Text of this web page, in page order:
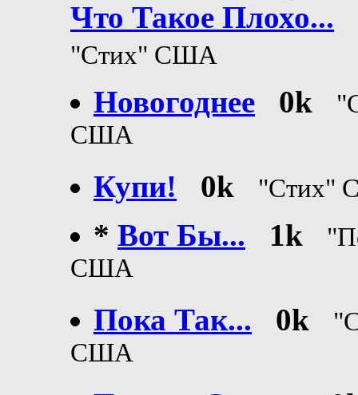
Что Такое Плохо...
"Стих" США
Новогоднее 0k
США
Купи!
0k "Стих"
* Вот Бы... 1k
США
Пока Так...
0k
США